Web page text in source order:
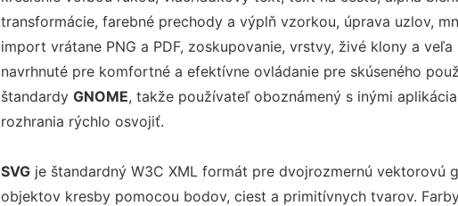
transformácie, farebné prechody a výplň vzorkou, úprava uzlov,
import vrátane PNG a PDF, zoskupovanie, vrstvy, živé klony a veľa
navrhnuté pre komfortné a efektívne ovládanie pre skúseného
štandardy GNOME, takže používateľ oboznámený s inými
rozhrania rýchlo osvojiť.
SVG je štandardný W3C XML formát pre dvojrozmernú vektorovú
objektov kresby pomocou bodov, ciest a primitívnych tvarov.